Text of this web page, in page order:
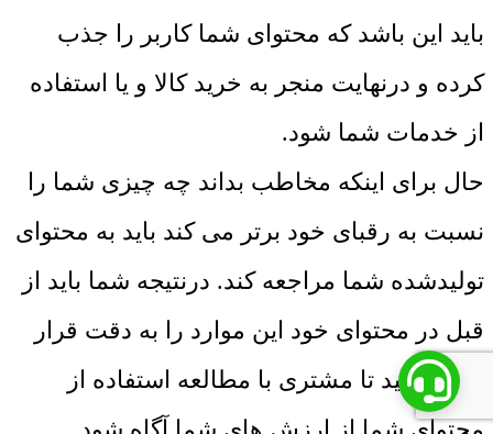
باید این باشد که محتوای شما کاربر را جذب
کرده و درنهایت منجر به خرید کالا و یا استفاده
از خدمات شما شود.
حال برای اینکه مخاطب بداند چه چیزی شما را
نسبت به رقبای خود برتر می کند باید به محتوای
تولیدشده شما مراجعه کند. درنتیجه شما باید از
قبل در محتوای خود این موارد را به دقت قرار
داده باشید تا مشتری با مطالعه استفاده از